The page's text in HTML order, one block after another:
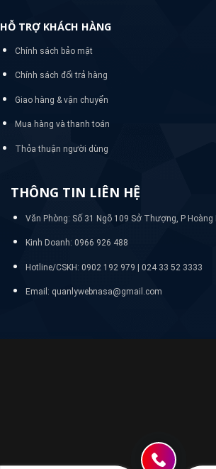
HỖ TRỢ KHÁCH HÀNG
Chính sách bảo mật
Chính sách đổi trả hàng
Giao hàng & vận chuyển
Mua hàng và thanh toán
Thỏa thuận người dùng
THÔNG TIN LIÊN HỆ
Văn Phòng: Số 31 Ngõ 109 Sở Thượng, P Hoàng
Kinh Doanh: 0966 926 488
Hotline/CSKH: 0902 192 979 | 024 33 52 3333
Email: quanlywebnasa@gmail.com